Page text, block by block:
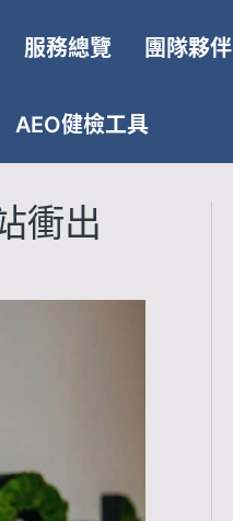
服務總覽 團隊夥伴
AEO健檢工具
衝出